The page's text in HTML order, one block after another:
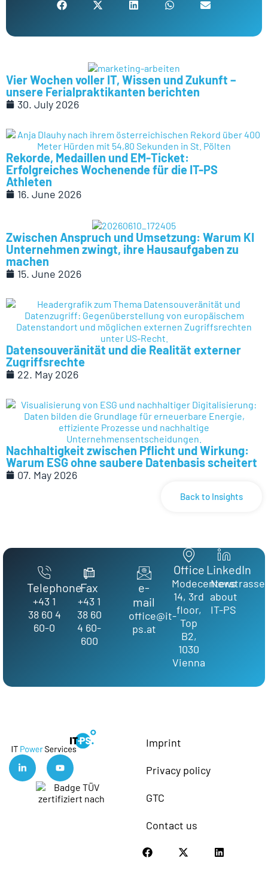
Vier Wochen voller IT, Wissen und Zukunft –
unsere Ferialpraktikanten berichten
30. July 2026
Rekorde, Medaillen und EM-Ticket:
Erfolgreiches Wochenende für die IT-PS
Athleten
16. June 2026
Zwischen Anspruch und Umsetzung: Warum KI
Unternehmen zwingt, ihre Hausaufgaben zu
machen
15. June 2026
Datensouveränität und die Realität externer
Zugriffsrechte
22. May 2026
Nachhaltigkeit zwischen Pflicht und Wirkung:
Warum ESG ohne saubere Datenbasis scheitert
07. May 2026
Back to Insights
Telephone
+43 1
38 60 4
60-0
Fax
+43 1
38 60
4 60-
600
e-
mail
office@it-
ps.at
Office
Modecenterstrasse
14, 3rd
floor,
Top
B2,
1030
Vienna
LinkedIn
News
about
IT-PS
Imprint
Privacy policy
GTC
Contact us